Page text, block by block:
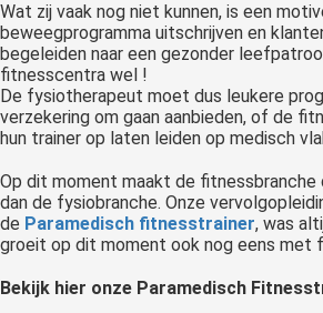
Wat zij vaak nog niet kunnen, is een
beweegprogramma uitschrijven en
begeleiden naar een gezonder
fitnesscentra wel !
De fysiotherapeut moet dus leukere
verzekering om gaan aanbieden, of de
hun trainer op laten leiden op medisch
Op dit moment maakt de fitnessbranche
dan de fysiobranche. Onze
de Paramedisch fitnesstrainer, was
groeit op dit moment ook nog eens met
Bekijk hier onze Paramedisch